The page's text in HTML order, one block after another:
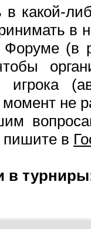
какой-
в
(в
момент не
пишите в
в